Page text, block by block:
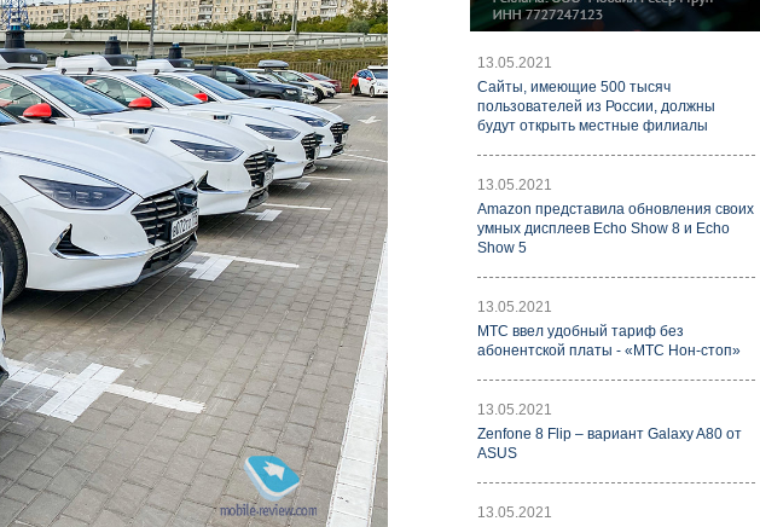
13.05.2021
Cайты, имеющие 500 тысяч
пользователей из России, должны
будут открыть местные филиалы
13.05.2021
Amazon представила обновления своих
умных дисплеев Echo Show 8 и Echo
Show 5
13.05.2021
МТС ввел удобный тариф без
абонентской платы - «МТС Нон-стоп»
13.05.2021
Zenfone 8 Flip – вариант Galaxy A80 от
ASUS
13.05.2021